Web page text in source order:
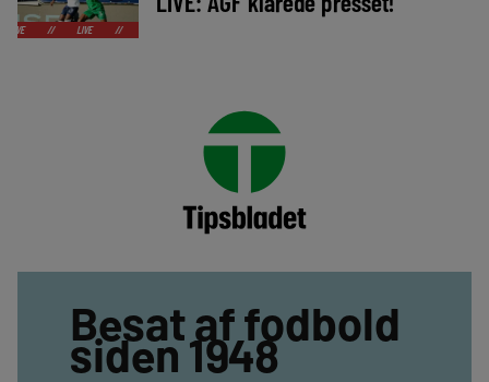
LIVE LIVE
Besat af fodbold
siden 1948